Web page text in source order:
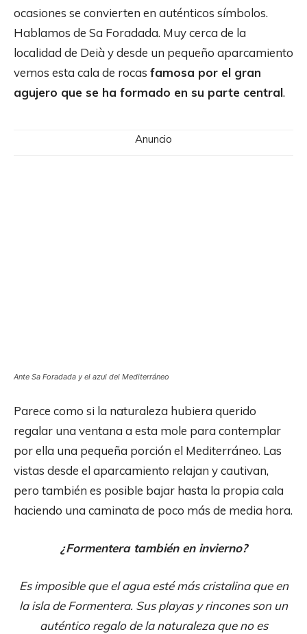
ocasiones se convierten en auténticos símbolos.
Hablamos de Sa Foradada. Muy cerca de la
localidad de Deià y desde un pequeño aparcamiento
vemos esta cala de rocas famosa por el gran
agujero que se ha formado en su parte central.
Anuncio
Ante Sa Foradada y el azul del Mediterráneo
Parece como si la naturaleza hubiera querido
regalar una ventana a esta mole para contemplar
por ella una pequeña porción el Mediterráneo. Las
vistas desde el aparcamiento relajan y cautivan,
pero también es posible bajar hasta la propia cala
haciendo una caminata de poco más de media hora.
¿Formentera también en invierno?
Es imposible que el agua esté más cristalina que en
la isla de Formentera. Sus playas y rincones son un
auténtico regalo de la naturaleza que no es